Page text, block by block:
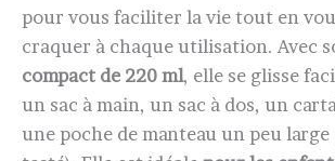
pour vous faciliter la vie tout en
craquer à chaque utilisation. Avec
compact de 220 ml, elle se glisse
un sac à main, un sac à dos, un
une poche de manteau un peu